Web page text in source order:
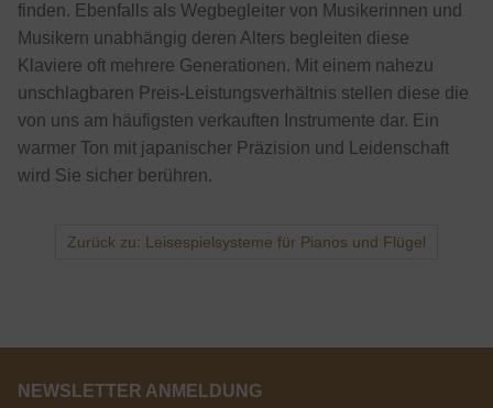
finden. Ebenfalls als Wegbegleiter von Musikerinnen und
Musikern unabhängig deren Alters begleiten diese
Klaviere oft mehrere Generationen. Mit einem nahezu
unschlagbaren Preis-Leistungsverhältnis stellen diese die
von uns am häufigsten verkauften Instrumente dar. Ein
warmer Ton mit japanischer Präzision und Leidenschaft
wird Sie sicher berühren.
Zurück zu: Leisespielsysteme für Pianos und Flügel
NEWSLETTER ANMELDUNG